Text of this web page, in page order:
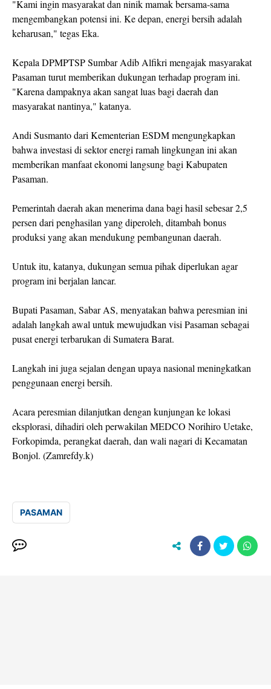
"Kami ingin masyarakat dan ninik mamak bersama-sama
mengembangkan potensi ini. Ke depan, energi bersih adalah
keharusan," tegas Eka.
Kepala DPMPTSP Sumbar Adib Alfikri mengajak masyarakat
Pasaman turut memberikan dukungan terhadap program ini.
"Karena dampaknya akan sangat luas bagi daerah dan
masyarakat nantinya," katanya.
Andi Susmanto dari Kementerian ESDM mengungkapkan
bahwa investasi di sektor energi ramah lingkungan ini akan
memberikan manfaat ekonomi langsung bagi Kabupaten
Pasaman.
Pemerintah daerah akan menerima dana bagi hasil sebesar 2,5
persen dari penghasilan yang diperoleh, ditambah bonus
produksi yang akan mendukung pembangunan daerah.
Untuk itu, katanya, dukungan semua pihak diperlukan agar
program ini berjalan lancar.
Bupati Pasaman, Sabar AS, menyatakan bahwa peresmian ini
adalah langkah awal untuk mewujudkan visi Pasaman sebagai
pusat energi terbarukan di Sumatera Barat.
Langkah ini juga sejalan dengan upaya nasional meningkatkan
penggunaan energi bersih.
Acara peresmian dilanjutkan dengan kunjungan ke lokasi
eksplorasi, dihadiri oleh perwakilan MEDCO Norihiro Uetake,
Forkopimda, perangkat daerah, dan wali nagari di Kecamatan
Bonjol. (Zamrefdy.k)
PASAMAN